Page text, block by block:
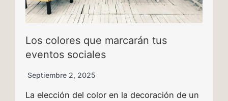
Los colores que marcarán tus
eventos sociales
Septiembre 2, 2025
La elección del color en la decoración de un